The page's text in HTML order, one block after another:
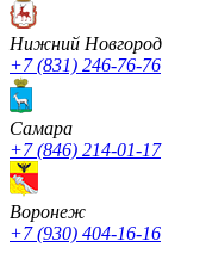
Нижний Новгород
+7 (831) 246-76-76
Cамара
+7 (846) 214-01-17
Воронеж
+7 (930) 404-16-16